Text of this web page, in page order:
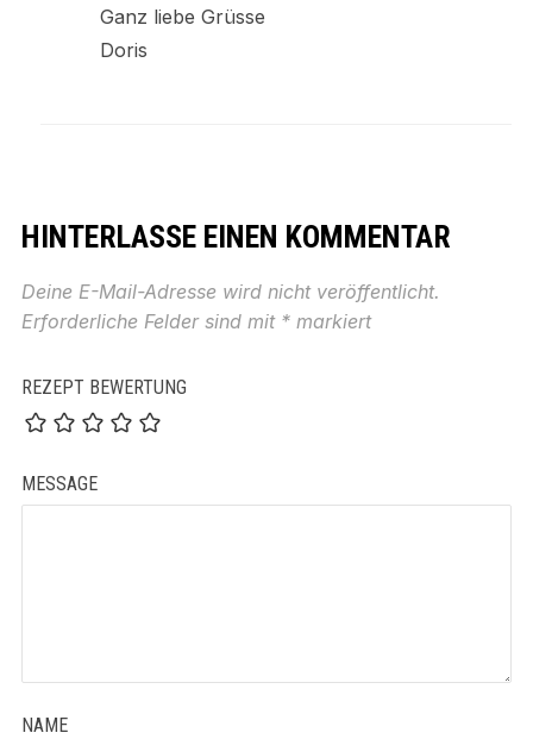
Ganz liebe Grüsse
Doris
HINTERLASSE EINEN KOMMENTAR
Deine E-Mail-Adresse wird nicht veröffentlicht.
Erforderliche Felder sind mit *markiert
REZEPT BEWERTUNG
MESSAGE
NAME